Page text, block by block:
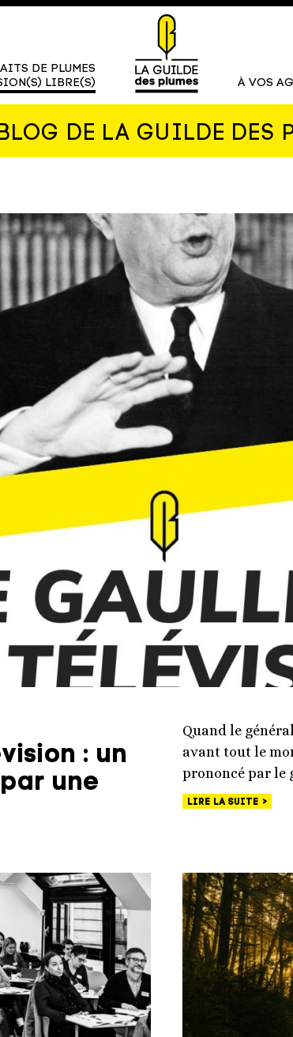
DE PLUMES
LIBRE(S)
À VOS
DE LA GUILDE DES
: un
une
Quand le
avant tout le
prononcé par le
LIRE LA SUITE